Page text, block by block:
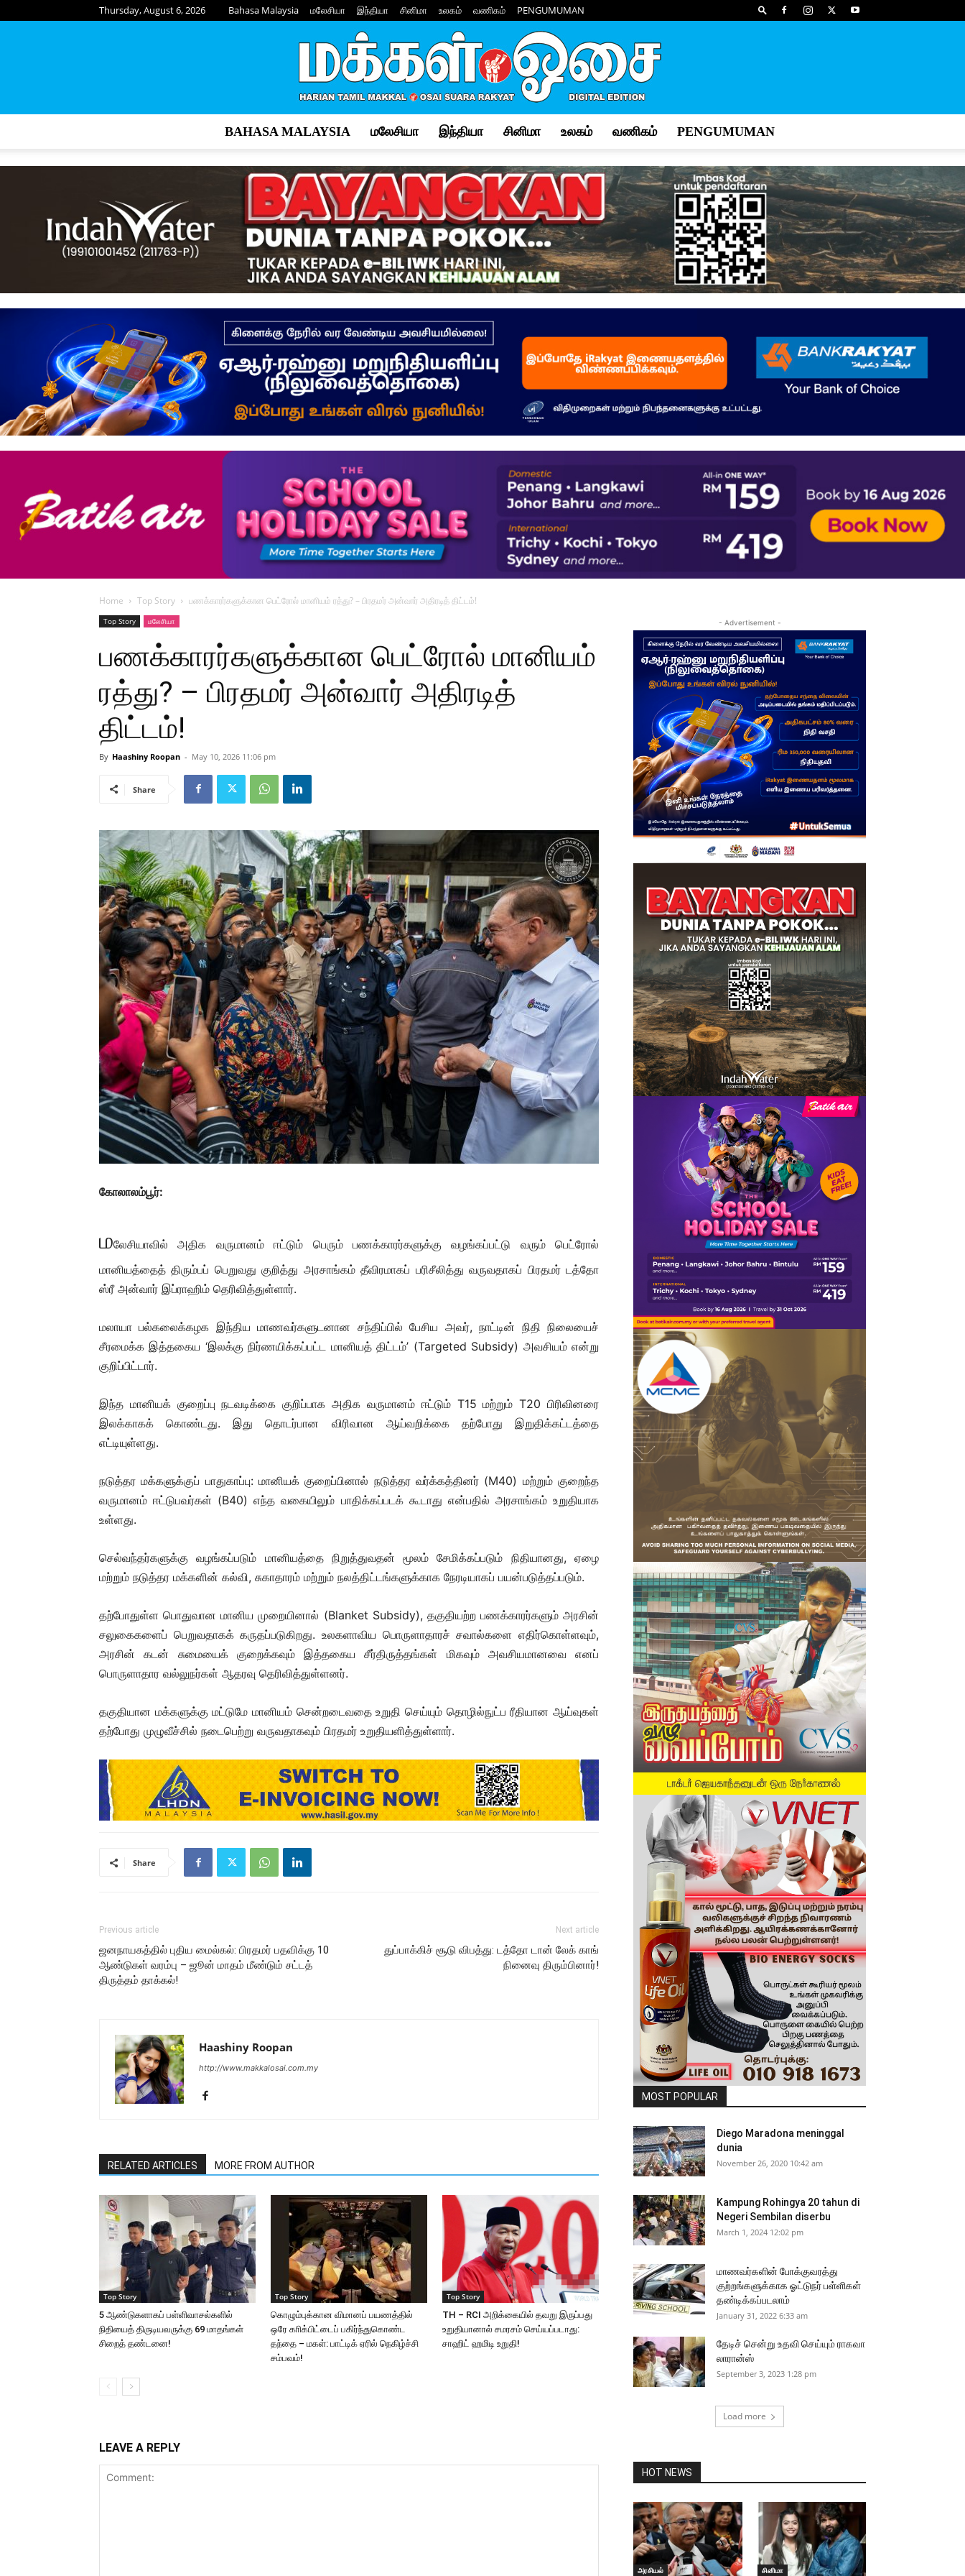
Thursday, August 6, 2026 Bahasa Malaysia மலேசியா இந்தியா சினிமா உலகம் வணிகம் PENGUMUMAN
Osai
–
மக்கள்
BAHASA MALAYSIA மலேசியா இந்தியா சினிமா உலகம் வணிகம் PENGUMUMAN
Home Top Story பணக்காரர்களுக்கான பெட்ரோல் மானியம் ரத்து? – பிரதமர் அன்வார் அதிரடித் திட்டம்!
Top Story மலேசியா
பணக்காரர்களுக்கான பெட்ரோல் மானியம்
ரத்து? – பிரதமர் அன்வார் அதிரடித்
திட்டம்!
By Haashiny Roopan - May 10, 2026 11:06 pm
Share
கோலாலம்பூர்:
மலேசியாவில் அதிக வருமானம் ஈட்டும் பெரும் பணக்காரர்களுக்கு வழங்கப்பட்டு வரும் பெட்ரோல்
மானியத்தைத் திரும்பப் பெறுவது குறித்து அரசாங்கம் தீவிரமாகப் பரிசீலித்து வருவதாகப் பிரதமர் டத்தோ
ஸ்ரீ அன்வார் இப்ராஹிம் தெரிவித்துள்ளார்.
மலாயா பல்கலைக்கழக இந்திய மாணவர்களுடனான சந்திப்பில் பேசிய அவர், நாட்டின் நிதி நிலையைச்
சீரமைக்க இத்தகைய ‘இலக்கு நிர்ணயிக்கப்பட்ட மானியத் திட்டம்’ (Targeted Subsidy) அவசியம் என்று
குறிப்பிட்டார்.
இந்த மானியக் குறைப்பு நடவடிக்கை குறிப்பாக அதிக வருமானம் ஈட்டும் T15 மற்றும் T20 பிரிவினரை
இலக்காகக் கொண்டது. இது தொடர்பான விரிவான ஆய்வறிக்கை தற்போது இறுதிக்கட்டத்தை
எட்டியுள்ளது.
நடுத்தர மக்களுக்குப் பாதுகாப்பு: மானியக் குறைப்பினால் நடுத்தர வர்க்கத்தினர் (M40) மற்றும் குறைந்த
வருமானம் ஈட்டுபவர்கள் (B40) எந்த வகையிலும் பாதிக்கப்படக் கூடாது என்பதில் அரசாங்கம் உறுதியாக
உள்ளது.
செல்வந்தர்களுக்கு வழங்கப்படும் மானியத்தை நிறுத்துவதன் மூலம் சேமிக்கப்படும் நிதியானது, ஏழை
மற்றும் நடுத்தர மக்களின் கல்வி, சுகாதாரம் மற்றும் நலத்திட்டங்களுக்காக நேரடியாகப் பயன்படுத்தப்படும்.
தற்போதுள்ள பொதுவான மானிய முறையினால் (Blanket Subsidy), தகுதியற்ற பணக்காரர்களும் அரசின்
சலுகைகளைப் பெறுவதாகக் கருதப்படுகிறது. உலகளாவிய பொருளாதாரச் சவால்களை எதிர்கொள்ளவும்,
அரசின் கடன் சுமையைக் குறைக்கவும் இத்தகைய சீர்திருத்தங்கள் மிகவும் அவசியமானவை எனப்
பொருளாதார வல்லுநர்கள் ஆதரவு தெரிவித்துள்ளனர்.
தகுதியான மக்களுக்கு மட்டுமே மானியம் சென்றடைவதை உறுதி செய்யும் தொழில்நுட்ப ரீதியான ஆய்வுகள்
தற்போது முழுவீச்சில் நடைபெற்று வருவதாகவும் பிரதமர் உறுதியளித்துள்ளார்.
Share
Previous article
ஜனநாயகத்தில் புதிய மைல்கல்: பிரதமர் பதவிக்கு 10
ஆண்டுகள் வரம்பு – ஜூன் மாதம் மீண்டும் சட்டத்
திருத்தம் தாக்கல்!
Next article
துப்பாக்கிச் சூடு விபத்து: டத்தோ டான் லேக் காங்
நினைவு திரும்பினார்!
Haashiny Roopan
http://www.makkalosai.com.my
RELATED ARTICLES MORE FROM AUTHOR
Top Story
5 ஆண்டுகளாகப் பள்ளிவாசல்களில்
நிதியைத் திருடியவருக்கு 69 மாதங்கள்
சிறைத் தண்டனை!
Top Story
கொழும்புக்கான விமானப் பயணத்தில்
ஒரே காிக்பிட்டைப் பகிர்ந்துகொண்ட
தந்தை – மகள்: பாட்டிக் ஏரில் நெகிழ்ச்சி
சம்பவம்!
Top Story
TH – RCI அறிக்கையில் தவறு இருப்பது
உறுதியானால் சமரசம் செய்யப்படாது:
சாஹிட் ஹமிடி உறுதி!
LEAVE A REPLY
- Advertisement -
MOST POPULAR
Diego Maradona meninggal
dunia
November 26, 2020 10:42 am
Kampung Rohingya 20 tahun di
Negeri Sembilan diserbu
March 1, 2024 12:02 pm
மாணவர்களின் போக்குவரத்து
குற்றங்களுக்காக ஓட்டுநர் பள்ளிகள்
தண்டிக்கப்படலாம்
January 31, 2022 6:33 am
தேடிச் சென்று உதவி செய்யும் ராகவா
லாரான்ஸ்
September 3, 2023 1:28 pm
Load more
HOT NEWS
அரசியல் சினிமா